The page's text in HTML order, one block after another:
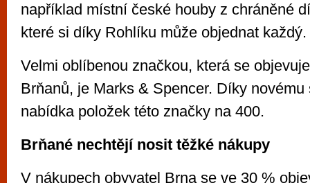
například místní české houby z chráněné
které si díky Rohlíku může objednat každý.
Velmi oblíbenou značkou, která se
Brňanů, je Marks & Spencer. Díky
nabídka položek této značky na 400.
Brňané nechtějí nosit těžké nákupy
V nákupech obyvatel Brna se ve 30 %